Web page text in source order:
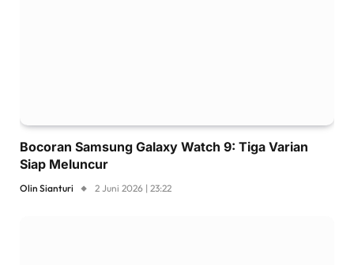
Bocoran Samsung Galaxy Watch 9: Tiga Varian
Siap Meluncur
Olin Sianturi 2 Juni 2026 | 23:22